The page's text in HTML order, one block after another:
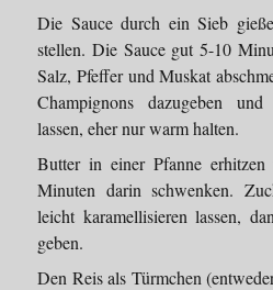
Die Sauce durch ein Sieb
stellen. Die Sauce gut 5-10
Salz, Pfeffer und Muskat
Champignons dazugeben
lassen, eher nur warm halten.
Butter in einer Pfanne
Minuten darin schwenken.
leicht karamellisieren lassen,
geben.
Den Reis als Türmchen